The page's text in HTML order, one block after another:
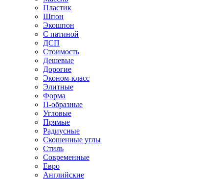
Пластик
Шпон
Экошпон
С патиной
ДСП
Стоимость
Дешевые
Дорогие
Эконом-класс
Элитные
Форма
П-образные
Угловые
Прямые
Радиусные
Скошенные углы
Стиль
Современные
Евро
Английские